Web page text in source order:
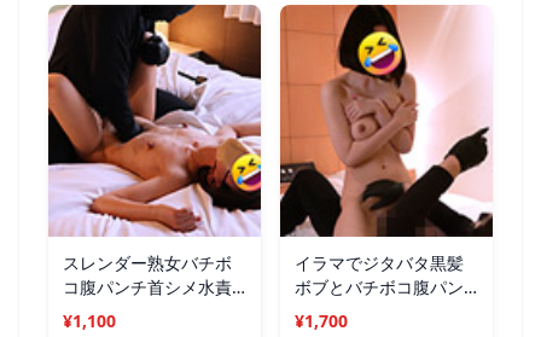
スレンダー熟女バチボ
コ腹パンチ首シメ水責
めセックス
¥1,100
イラマでジタバタ黒髪
ボブとバチボコ腹パン
チセックス
¥1,700